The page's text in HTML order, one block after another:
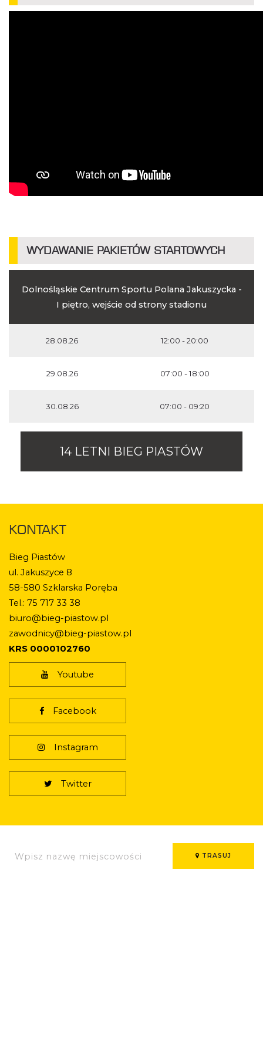
WYDAWANIE PAKIETÓW STARTOWYCH
Dolnośląskie Centrum Sportu Polana Jakuszycka -
I piętro, wejście od strony stadionu
28.08.26 12:00 - 20:00
29.08.26 07:00 - 18:00
30.08.26 07:00 - 09:20
14 LETNI BIEG PIASTÓW
KONTAKT
Bieg Piastów
ul. Jakuszyce 8
58-580 Szklarska Poręba
Tel.: 75 717 33 38
biuro@bieg-piastow.pl
zawodnicy@bieg-piastow.pl
KRS 0000102760
Youtube
Facebook
Instagram
Twitter
TRASUJ